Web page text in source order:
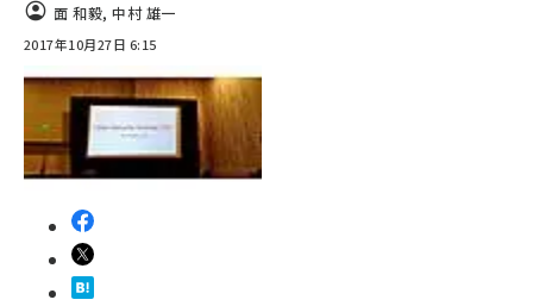
genai (1483)
ai crunch (1353)
面 和毅,中村 雄一
2017年10月27日 6:15